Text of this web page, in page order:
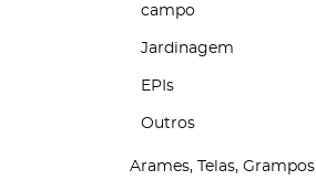
campo
Jardinagem
EPIs
Outros
Arames, Telas, Grampos